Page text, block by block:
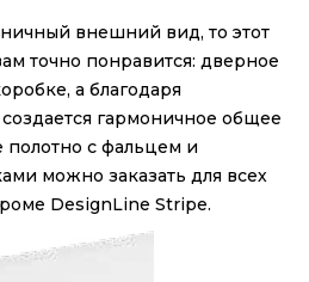
внешний вид, то этот
точно понравится: дверное
а благодаря
гармоничное общее
полотно с фальцем и
можно заказать для всех
DesignLine Stripe.